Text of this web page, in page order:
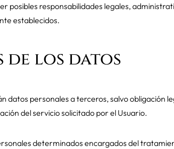
posibles responsabilidades legales,
establecidos.
de los datos
datos personales a terceros, salvo obligación
del servicio solicitado por el Usuario.
determinados encargados del